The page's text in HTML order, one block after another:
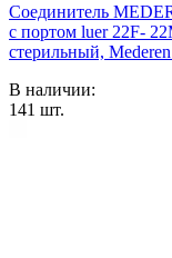
Соединитель
с портом luer 22F-
стерильный,
В наличии:
141 шт.